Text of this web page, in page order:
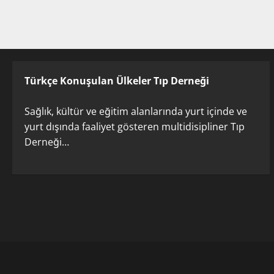
Türkçe Konuşulan Ülkeler Tıp Derneği
Sağlık, kültür ve eğitim alanlarında yurt içinde ve
yurt dışında faaliyet gösteren multidisipliner Tıp
Derneği…